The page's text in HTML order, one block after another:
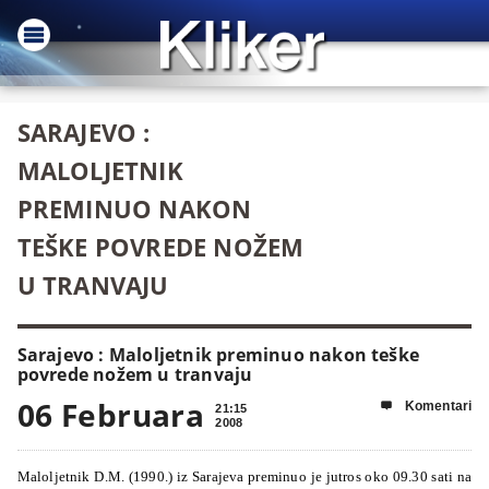
SARAJEVO :
MALOLJETNIK
PREMINUO NAKON
TEŠKE POVREDE NOŽEM
U TRANVAJU
Sarajevo : Maloljetnik preminuo nakon teške
povrede nožem u tranvaju
06 Februara
21:15
2008
 Komentari
Maloljetnik D.M. (1990.) iz Sarajeva preminuo je jutros oko 09.30 sati na